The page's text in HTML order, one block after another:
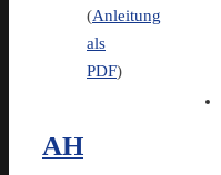
(Anleitung
als
PDF)
AH